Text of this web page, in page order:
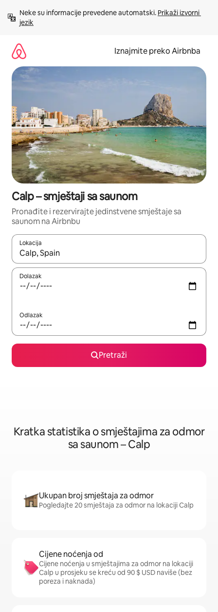
sadržaj
Neke su informacije prevedene automatski. Prikaži izvorni
jezik
Iznajmite preko Airbnba
Calp – smještaji sa saunom
Pronađite i rezervirajte jedinstvene smještaje sa
saunom na Airbnbu
Lokacija
Kada budu dostupni rezultati, moći ćete ih pregledati
Dolazak
Odlazak
Pretraži
Kratka statistika o smještajima za odmor
sa saunom – Calp
Ukupan broj smještaja za odmor
Pogledajte 20 smještaja za odmor na lokaciji Calp
Cijene noćenja od
Cijene noćenja u smještajima za odmor na lokaciji
Calp u prosjeku se kreću od 90 $ USD naviše (bez
poreza i naknada)